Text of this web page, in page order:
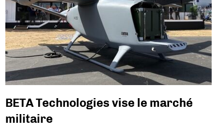
BETA Technologies vise le marché
militaire